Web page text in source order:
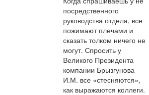
посредственного
руководства отдела, все
пожимают плечами и
сказать толком ничего не
могут. Спросить у
Великого Президента
компании Брызгунова
И.М. все «стесняются»,
как выражаются коллеги.